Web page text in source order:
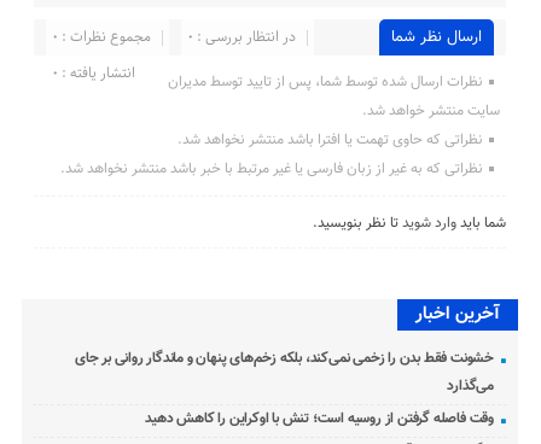
ارسال نظر شما مجموع نظرات : 0
در انتظار بررسی : 0
انتشار یافته : 0
نظرات ارسال شده توسط شما، پس از تایید توسط مدیران
سایت منتشر خواهد شد.
نظراتی که حاوی تهمت یا افترا باشد منتشر نخواهد شد.
نظراتی که به غیر از زبان فارسی یا غیر مرتبط با خبر باشد منتشر نخواهد شد.
شما بایدوارد شویدتا نظر بنویسید.
آخرین اخبار
خشونت فقط بدن را زخمی نمی‌کند، بلکه زخم‌های پنهان و ماندگار روانی بر جای
می‌گذارد
وقت فاصله گرفتن از روسیه است؛ تنش با اوکراین را کاهش دهید